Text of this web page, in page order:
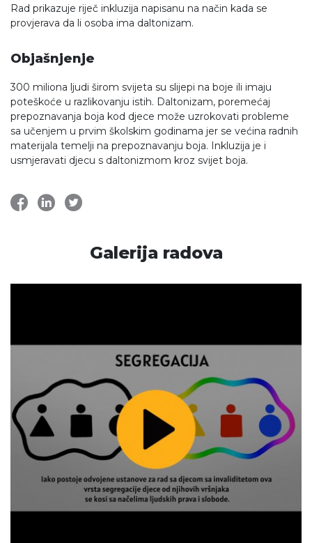
Rad prikazuje riječ inkluzija napisanu na način kada se
provjerava da li osoba ima daltonizam.
Objašnjenje
300 miliona ljudi širom svijeta su slijepi na boje ili imaju
poteškoće u razlikovanju istih. Daltonizam, poremećaj
prepoznavanja boja kod djece može uzrokovati probleme
sa učenjem u prvim školskim godinama jer se većina radnih
materijala temelji na prepoznavanju boja. Inkluzija je i
usmjeravati djecu s daltonizmom kroz svijet boja.
Galerija radova